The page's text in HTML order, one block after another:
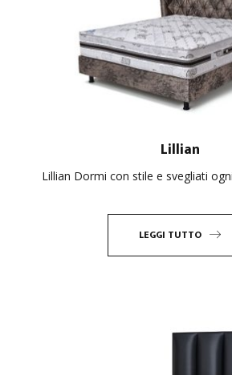
Lillian
Lillian Dormi con stile e svegliati
LEGGI TUTTO